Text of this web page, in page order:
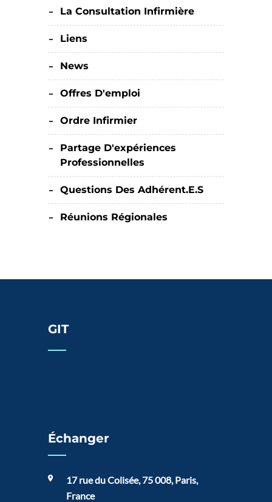
La Consultation Infirmière
Liens
News
Offres D'emploi
Ordre Infirmier
Partage D'expériences
Professionnelles
Questions Des Adhérent.e.s
Réunions Régionales
GIT
Échanger
17 rue du Colisée, 75 008, Paris,
France